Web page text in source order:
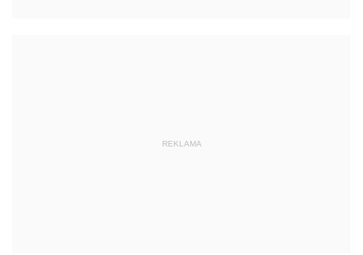
REKLAMA